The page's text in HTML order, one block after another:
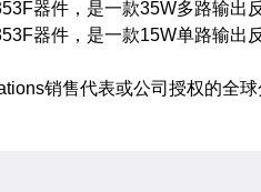
器件，是一款35W多路输出
器件，是一款15W单路输出
销售代表或公司授权的全